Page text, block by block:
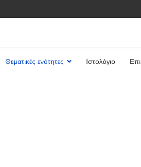
Θεματικές ενότητες Ιστολόγιο